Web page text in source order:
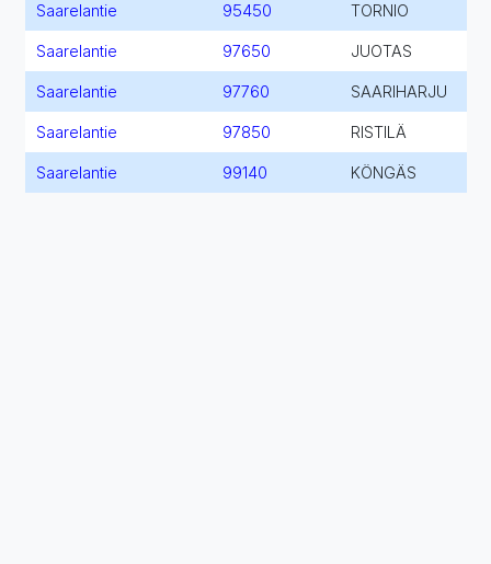
Saarelantie 95450 TORNIO
Saarelantie 97650 JUOTAS
Saarelantie 97760 SAARIHARJU
Saarelantie 97850 RISTILÄ
Saarelantie 99140 KÖNGÄS